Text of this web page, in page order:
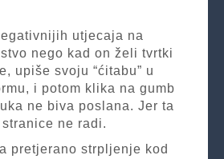
utjecaja na
nego kad on želi tvrtki
upiše svoju “ćitabu” u
i potom klika na gumb
ne biva poslana. Jer ta
ne radi.
pretjerano strpljenje kod